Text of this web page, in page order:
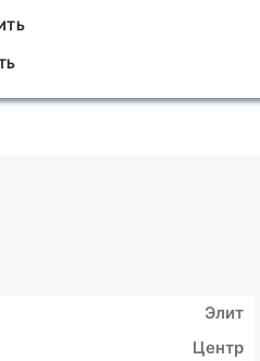
Элит
Центр